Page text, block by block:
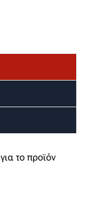
το προϊόν